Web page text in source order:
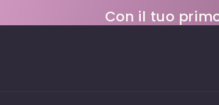
Con il tuo